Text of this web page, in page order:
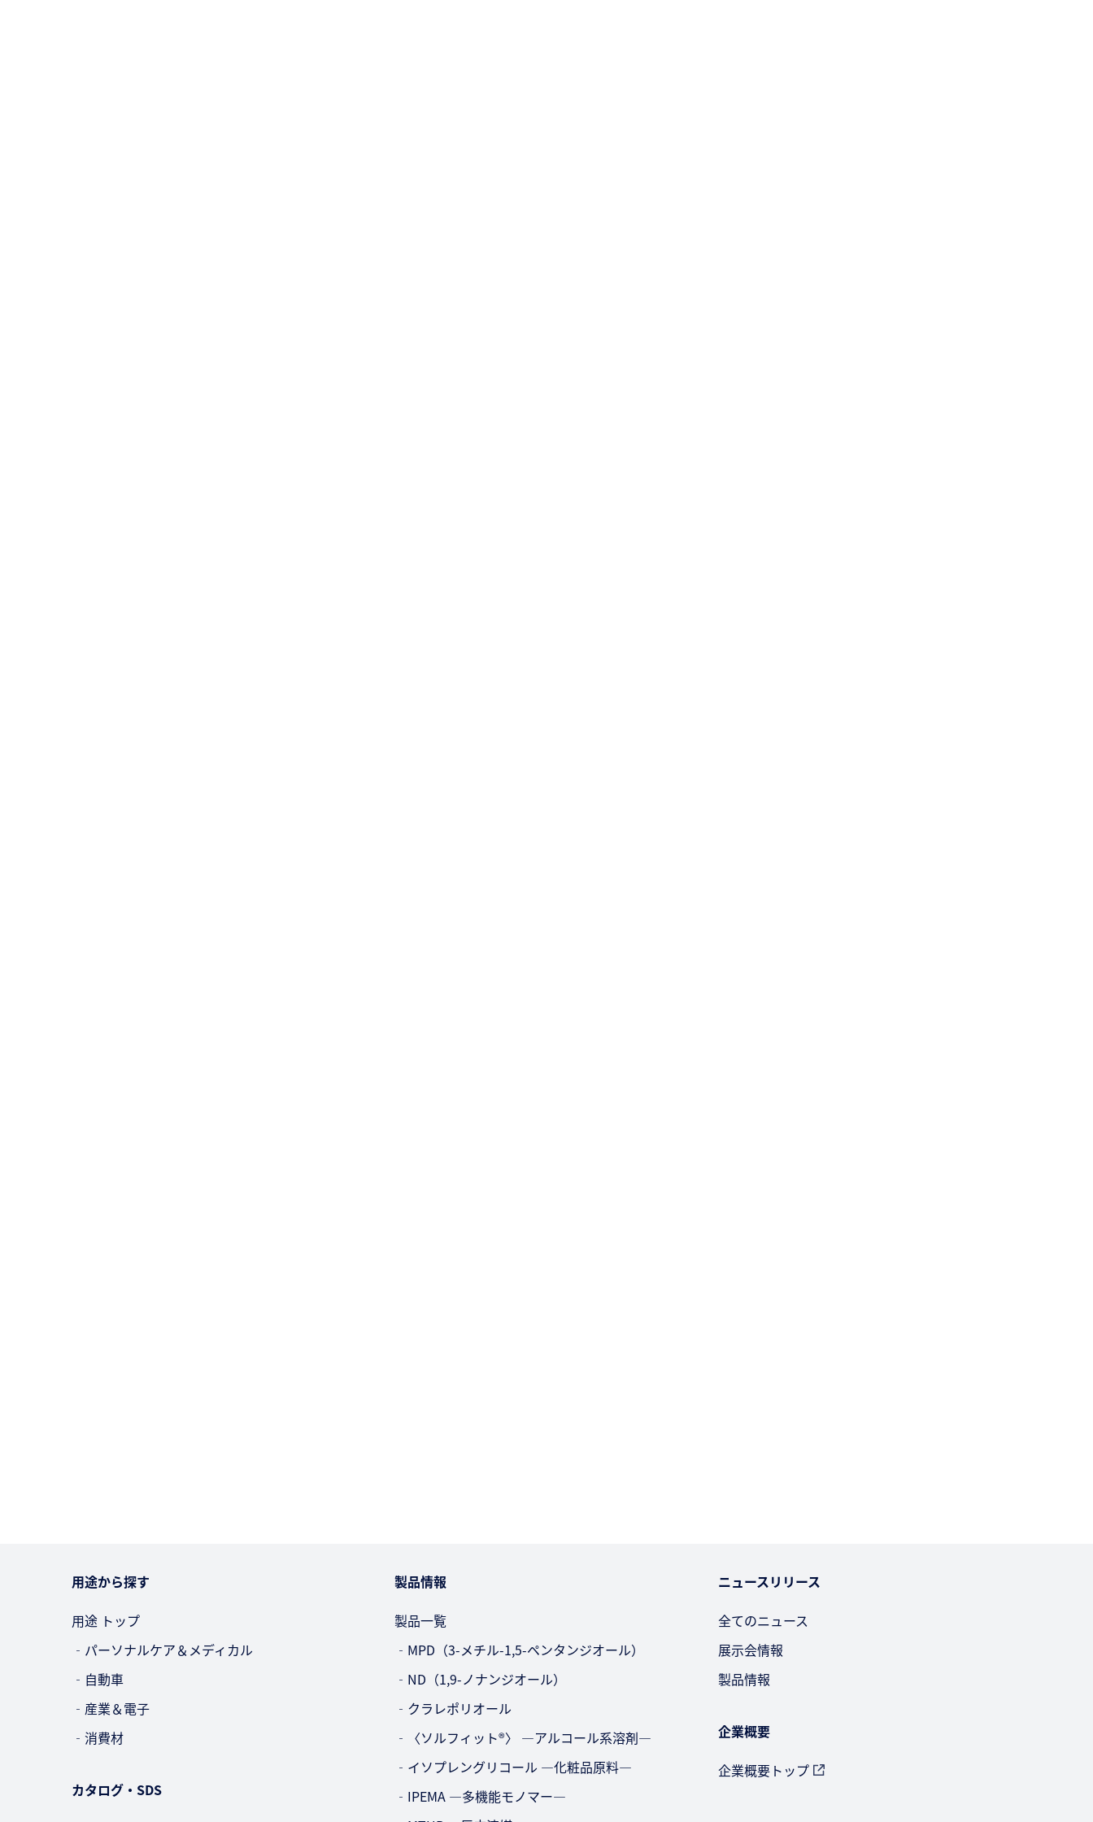
用途から探す
用途 トップ
‐パーソナルケア＆メディカル
‐自動車
‐産業＆電子
‐消費材
カタログ・SDS
製品情報
製品一覧
‐MPD（3-メチル-1,5-ペンタンジオール）
‐ND（1,9-ノナンジオール）
‐クラレポリオール
‐〈ソルフィット®〉 —アルコール系溶剤—
‐イソプレングリコール —化粧品原料—
‐IPEMA —多機能モノマー—
ニュースリリース
全てのニュース
展示会情報
製品情報
企業概要
企業概要トップ